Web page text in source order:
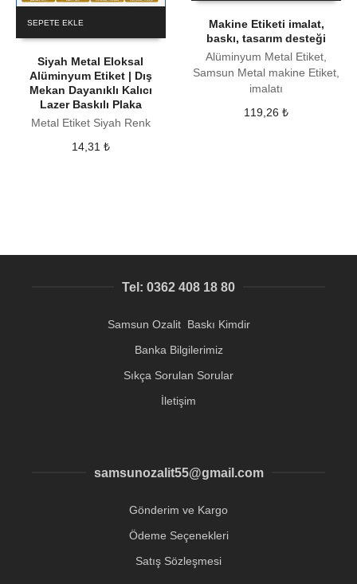
SEPETE EKLE
Siyah Metal Eloksal
Alüminyum Etiket | Dış
Mekan Dayanıklı Kalıcı
Lazer Baskılı Plaka
Metal Etiket Siyah Renk
14,31 ₺
Makine Etiketi imalat,
baskı, tasarım desteği
Alüminyum Metal Etiket,
Samsun Metal makine Etiket,
imalatı
119,26₺
Tel: 0362 408 18 80
Samsun Ozalit Baskı Kimdir
Banka Bilgilerimiz
Sıkça Sorulan Sorular
İletişim
samsunozalit55@gmail.com
Gönderim ve Kargo
Ödeme Seçenekleri
Satış Sözleşmesi